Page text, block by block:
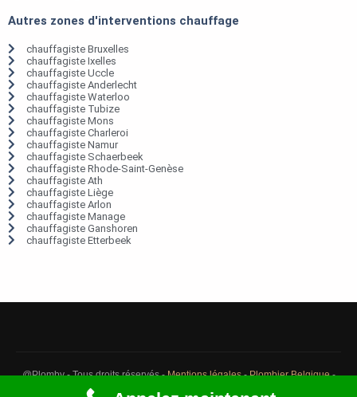
Autres zones d'interventions chauffage
chauffagiste Bruxelles
chauffagiste Ixelles
chauffagiste Uccle
chauffagiste Anderlecht
chauffagiste Waterloo
chauffagiste Tubize
chauffagiste Mons
chauffagiste Charleroi
chauffagiste Namur
chauffagiste Schaerbeek
chauffagiste Rhode-Saint-Genèse
chauffagiste Ath
chauffagiste Liège
chauffagiste Arlon
chauffagiste Manage
chauffagiste Ganshoren
chauffagiste Etterbeek
@Plomby - Tous droits réservés -Mentions légales-Plombier Belgique-
Débouchage Belgique